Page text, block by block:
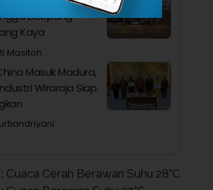
Ditopang
Kaya
Masitoh
Masuk Madura,
Wiraraja Siap
Cuaca Cerah Berawan Suhu 28°C